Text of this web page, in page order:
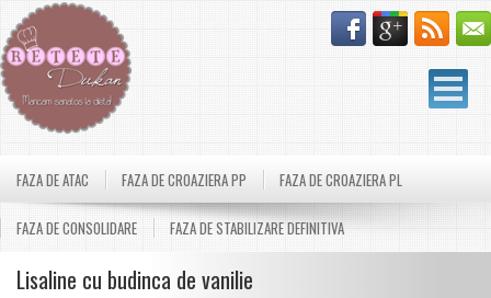
FAZA DE ATAC FAZA DE CROAZIERA PP FAZA DE CROAZIERA PL
FAZA DE CONSOLIDARE FAZA DE STABILIZARE DEFINITIVA
Lisaline cu budinca de vanilie